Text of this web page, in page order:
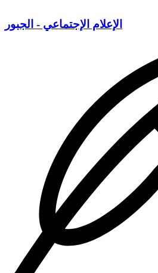
الإعلام الإجتماعي - الجبور